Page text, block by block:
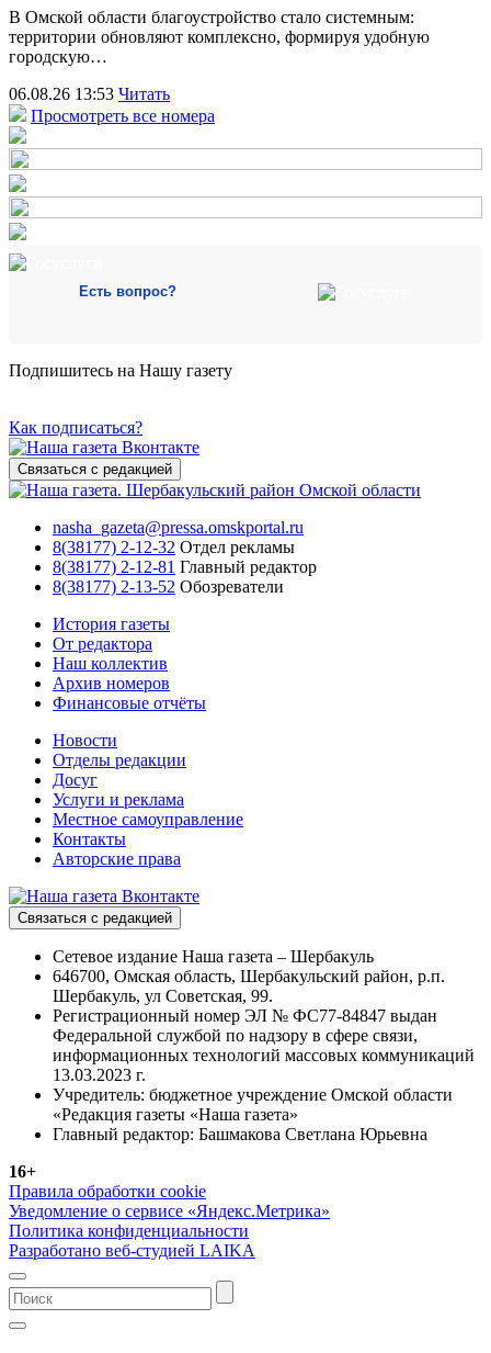
В Омской области благоустройство стало системным:
территории обновляют комплексно, формируя удобную
городскую…
06.08.26 13:53 Читать
Просмотреть все номера
Есть вопрос?
Подпишитесь на Нашу газету
Как подписаться?
Связаться с редакцией
nasha_gazeta@pressa.omskportal.ru
8(38177) 2-12-32 Отдел рекламы
8(38177) 2-12-81 Главный редактор
8(38177) 2-13-52 Обозреватели
История газеты
От редактора
Наш коллектив
Архив номеров
Финансовые отчёты
Новости
Отделы редакции
Досуг
Услуги и реклама
Местное самоуправление
Контакты
Авторские права
Связаться с редакцией
Сетевое издание Наша газета – Шербакуль
646700, Омская область, Шербакульский район, р.п.
Шербакуль, ул Советская, 99.
Регистрационный номер ЭЛ № ФС77-84847 выдан
Федеральной службой по надзору в сфере связи,
информационных технологий массовых коммуникаций
13.03.2023 г.
Учредитель: бюджетное учреждение Омской области
«Редакция газеты «Наша газета»
Главный редактор: Башмакова Светлана Юрьевна
16+
Правила обработки cookie
Уведомление о сервисе «Яндекс.Метрика»
Политика конфиденциальности
Разработано веб-студией LAIKA